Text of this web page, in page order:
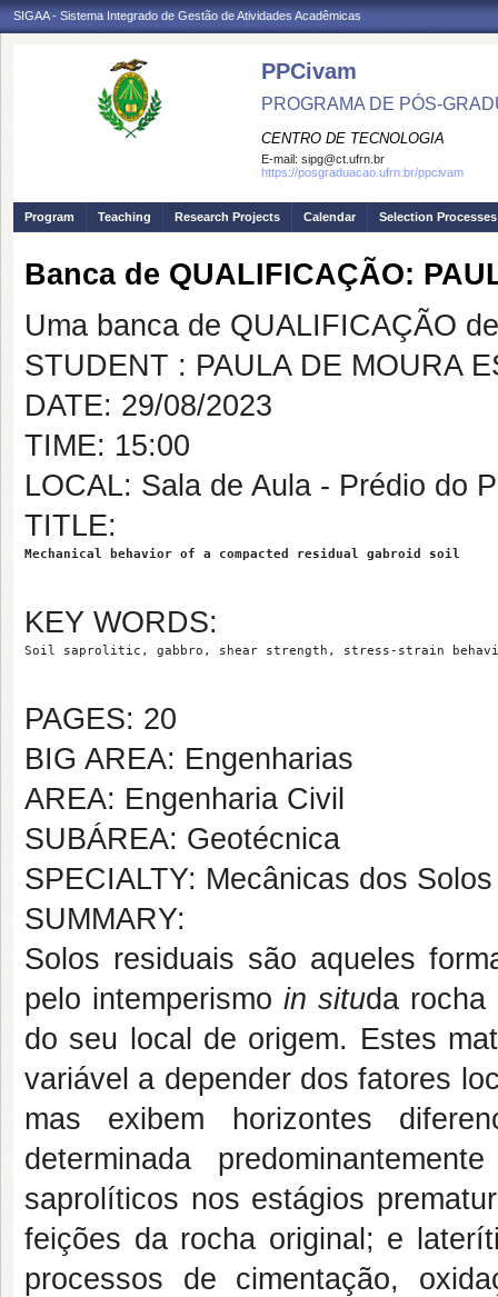
SIGAA - Sistema Integrado de Gestão de Atividades Acadêmicas
PPCivam
PROGRAMA DE PÓS-
CENTRO DE TECNOLOGIA
E-mail: sipg@ct.ufrn.br
https://posgraduacao.ufrn.br/ppcivam
Program Teaching Research Projects Calendar Selection Processes
Banca de QUALIFICAÇÃO:
Uma banca de QUALIFICAÇÃO
STUDENT : PAULA DE MOURA
DATE: 29/08/2023
TIME: 15:00
LOCAL: Sala de Aula - Prédio do
TITLE:
Mechanical behavior of a compacted residual gabroid soil
KEY WORDS:
Soil saprolitic, gabbro, shear strength, stress-strain
PAGES: 20
BIG AREA: Engenharias
AREA: Engenharia Civil
SUBÁREA: Geotécnica
SPECIALTY: Mecânicas dos Solos
SUMMARY:
Solos residuais são aqueles
pelo intemperismo in situda rocha
do seu local de origem. Estes
variável a depender dos fatores
mas exibem horizontes
determinada
saprolíticos nos estágios
feições da rocha original; e
processos de cimentação,